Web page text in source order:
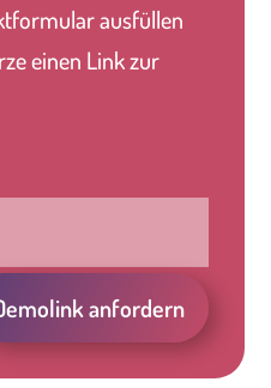
ausfüllen
einen Link zur
anfordern